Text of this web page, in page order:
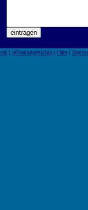
| »Fraktalgesicht«| Hilfe|